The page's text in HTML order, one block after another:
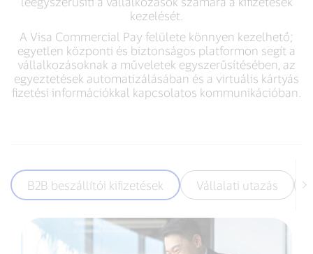
kezelését.
A Visa Commercial Pay felülete könnyen kezelhető;
egyetlen központi és biztonságos platformon segít a
vállalkozásoknak a műveletek egyszerűsítésében, az
egyeztetések automatizálásában és a virtuális kártyás
fizetési információkkal kapcsolatos kommunikációban.
B2B beszállítói kifizetések Vállalati utazás